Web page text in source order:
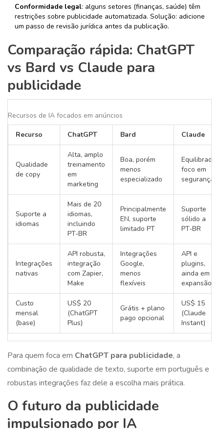
Conformidade legal: alguns setores (finanças, saúde) têm
restrições sobre publicidade automatizada. Solução: adicione
um passo de revisão jurídica antes da publicação.
Comparação rápida: ChatGPT
vs Bard vs Claude para
publicidade
Recursos de IA focados em anúncios
Recurso ChatGPT Bard Claude
Qualidade
de copy
Alta, amplo
treinamento
em
marketing
Boa, porém
menos
especializado
Equilibrada,
foco em
segurança
Suporte a
idiomas
Mais de 20
idiomas,
incluindo
PT‑BR
Principalmente
EN, suporte
limitado PT
Suporte
sólido a
PT‑BR
Integrações
nativas
API robusta,
integração
com Zapier,
Make
Integrações
Google,
menos
flexíveis
API e
plugins,
ainda em
expansão
Custo
mensal
(base)
US$ 20
(ChatGPT
Plus)
Grátis + plano
pago opcional
US$ 15
(Claude
Instant)
Para quem foca em ChatGPT para publicidade, a
combinação de qualidade de texto, suporte em português e
robustas integrações faz dele a escolha mais prática.
O futuro da publicidade
impulsionado por IA